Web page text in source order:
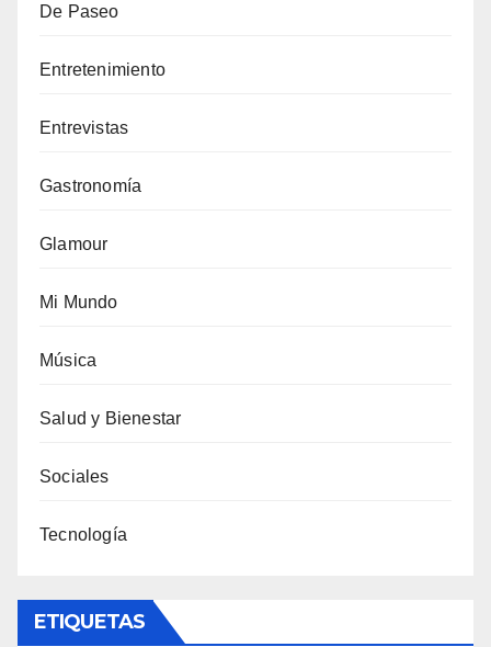
De Paseo
Entretenimiento
Entrevistas
Gastronomía
Glamour
Mi Mundo
Música
Salud y Bienestar
Sociales
Tecnología
ETIQUETAS